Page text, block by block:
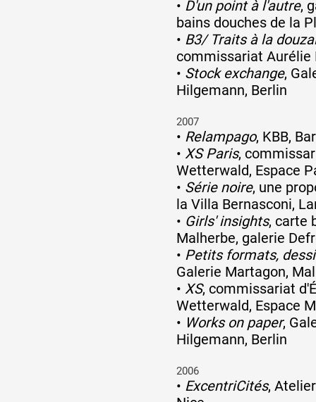
• D'un point à l'autre,
bains douches de la
• B3/ Traits à la
commissariat Aurélie
• Stock exchange,
Hilgemann, Berlin
2007
• Relampago, KBB,
• XS Paris,
Wetterwald, Espace
• Série noire, une
la Villa Bernasconi,
• Girls' insights, carte
Malherbe, galerie
• Petits formats,
Galerie Martagon,
• XS, commissariat
Wetterwald, Espace
• Works on paper,
Hilgemann, Berlin
2006
• ExcentriCités,